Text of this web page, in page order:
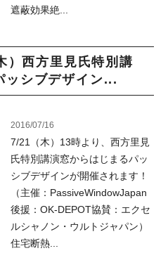
遮蔽効果絶...
）西方里見氏特別講
シブデザイン...
2016/07/16
7/21（木）13時より、西方里見
氏特別講演窓からはじまるパッ
シブデザインが開催されます！
（主催：PassiveWindowJapan
後援：OK-DEPOT協賛：エクセ
ルシャノン・ウルトジャパン）
住宅断熱...